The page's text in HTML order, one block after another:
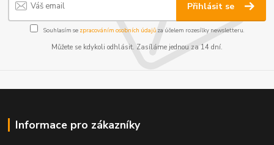
Přihlásit se
Souhlasím se zpracováním osobních údajůza účelem rozesílky newsletteru.
Můžete se kdykoli odhlásit. Zasíláme jednou za 14 dní.
Informace pro zákazníky